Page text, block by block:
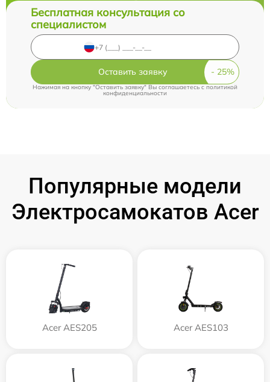
Бесплатная консультация со
специалистом
Оставить заявку
Нажимая на кнопку "Оставить заявку" Вы соглашаетесь cполитикой
конфиденциальности
Популярные модели
Электросамокатов Acer
Acer AES205 Acer AES103